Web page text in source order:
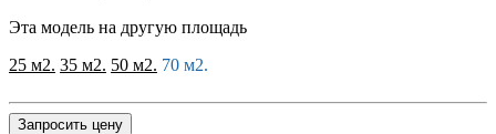
Эта модель на другую площадь
25 м2. 35 м2. 50 м2. 70 м2.
Запросить цену